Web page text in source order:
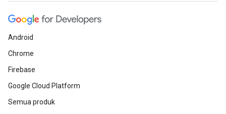
Android
Chrome
Firebase
Google Cloud Platform
Semua produk